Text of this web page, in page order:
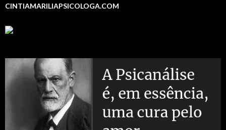
CINTIAMARILIAPSICOLOGA.COM